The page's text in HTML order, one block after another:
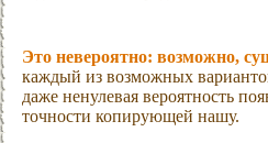
Это невероятно: возможно,
каждый из возможных
даже ненулевая вероятность
точности копирующей нашу.